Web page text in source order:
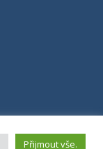
Přijmout vše.